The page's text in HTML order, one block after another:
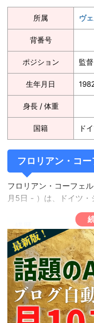
所属 ヴ
背番号
ポジション 監督
生年月日
身長 / 体重
国籍 ド
フロリアン・コ
フロリアン・コーフェ
月5日 - ）は、ドイツ・
経歴
プロのサッカー選手と
大学（英語版）で公共
ッカー協会の公認B級
を選択。大学に通いな
ー・ブレーメンIIIでGK
出されたGKの代わりに